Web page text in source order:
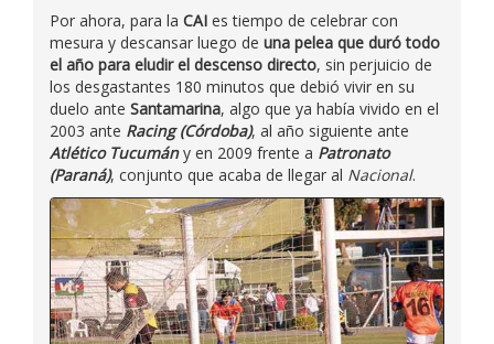
Por ahora, para la CAI es tiempo de celebrar con
mesura y descansar luego de una pelea que duró todo
el año para eludir el descenso directo, sin perjuicio de
los desgastantes 180 minutos que debió vivir en su
duelo ante Santamarina, algo que ya había vivido en el
2003 ante Racing (Córdoba), al año siguiente ante
Atlético Tucumány en 2009 frente a Patronato
(Paraná), conjunto que acaba de llegar al Nacional.